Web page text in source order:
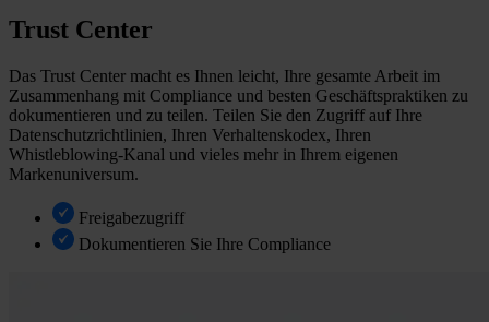
Trust Center
Das Trust Center macht es Ihnen leicht, Ihre gesamte Arbeit im
Zusammenhang mit Compliance und besten Geschäftspraktiken zu
dokumentieren und zu teilen. Teilen Sie den Zugriff auf Ihre
Datenschutzrichtlinien, Ihren Verhaltenskodex, Ihren
Whistleblowing-Kanal und vieles mehr in Ihrem eigenen
Markenuniversum.
Freigabezugriff
Dokumentieren Sie Ihre Compliance